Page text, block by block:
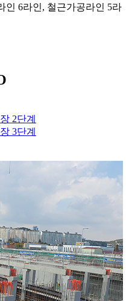
인 6라인, 철근가공라인 5라